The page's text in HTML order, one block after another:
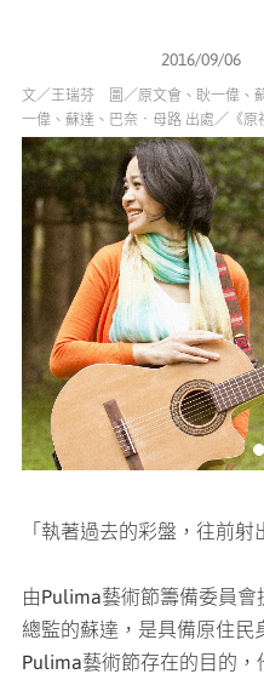
活動專區
媒體專區
原住民族文化藝術補
展演櫥窗
關於我們
2016/09/06
文／王瑞芬 圖／原文會、耿一偉
一偉、蘇達、巴奈‧母路 出處／《原
「執著過去的彩盤，往前射
由Pulima藝術節籌備委員
總監的蘇達，是具備原住民
Pulima藝術節存在的目的